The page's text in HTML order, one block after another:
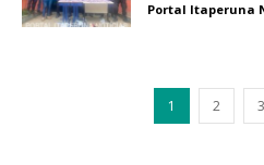
Portal Itaperuna
1 2 3